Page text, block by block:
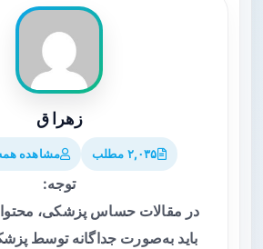
زهرا ق
۲,۰۳۵ مطلب مشاهده
توجه:
در مقالات حساس پزشکی،
باید به‌صورت جداگانه توسط